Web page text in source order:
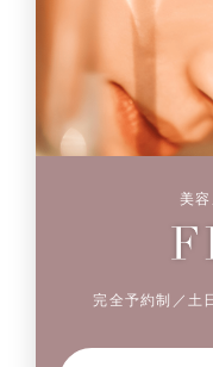
美
完全予約制／土